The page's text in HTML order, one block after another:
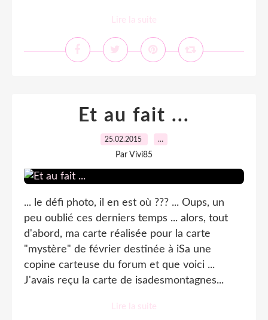
Lire la suite
Et au fait ...
25.02.2015 …
Par Vivi85
... le défi photo, il en est où ??? ... Oups, un
peu oublié ces derniers temps ... alors, tout
d'abord, ma carte réalisée pour la carte
"mystère" de février destinée à iSa une
copine carteuse du forum et que voici ...
J'avais reçu la carte de isadesmontagnes...
Lire la suite